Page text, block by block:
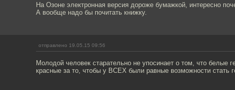
На Озоне электронная версия дороже бумажкой, интересно
А вообще надо бы почитать книжку.
отправлено 19.05.15 09:56
Молодой человек старательно не упосинает о том, что белые
красные за то, чтобы у ВСЕХ были равные возможности стать